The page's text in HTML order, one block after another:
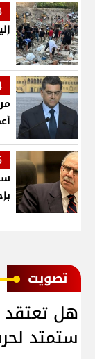
ﺗﺼﻮﻳﺖ
هل تعتقد
ستمتد